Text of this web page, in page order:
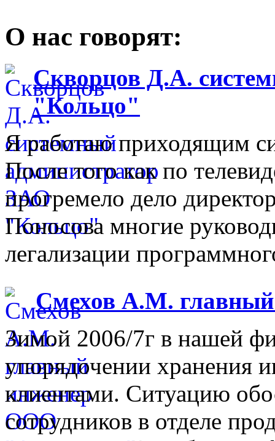
О нас говорят:
Скворцов Д.А.
"Кольцо"
Я работаю приходящим
После того как по
прогремело дело
Поносова многие
легализации
Смехов А.М.
Зимой 2006/7г в нашей
упорядочении хранения
клиентами. Ситуацию
сотрудников в отделе